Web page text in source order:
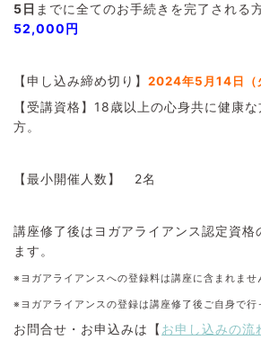
5日 までに全てのお手続きを完了される
52,000円
【申し込み締め切り】 2024年5月14日（
【受講資格】18歳以上の心身共に健康
方。
【最小開催人数】 2名
講座修了後はヨガアライアンス認定資格
ます。
※ヨガアライアンスへの登録料は講座に含まれませ
※ヨガアライアンスの登録は講座修了後ご自身で行
お問合せ・お申込みは【 お申し込みの流